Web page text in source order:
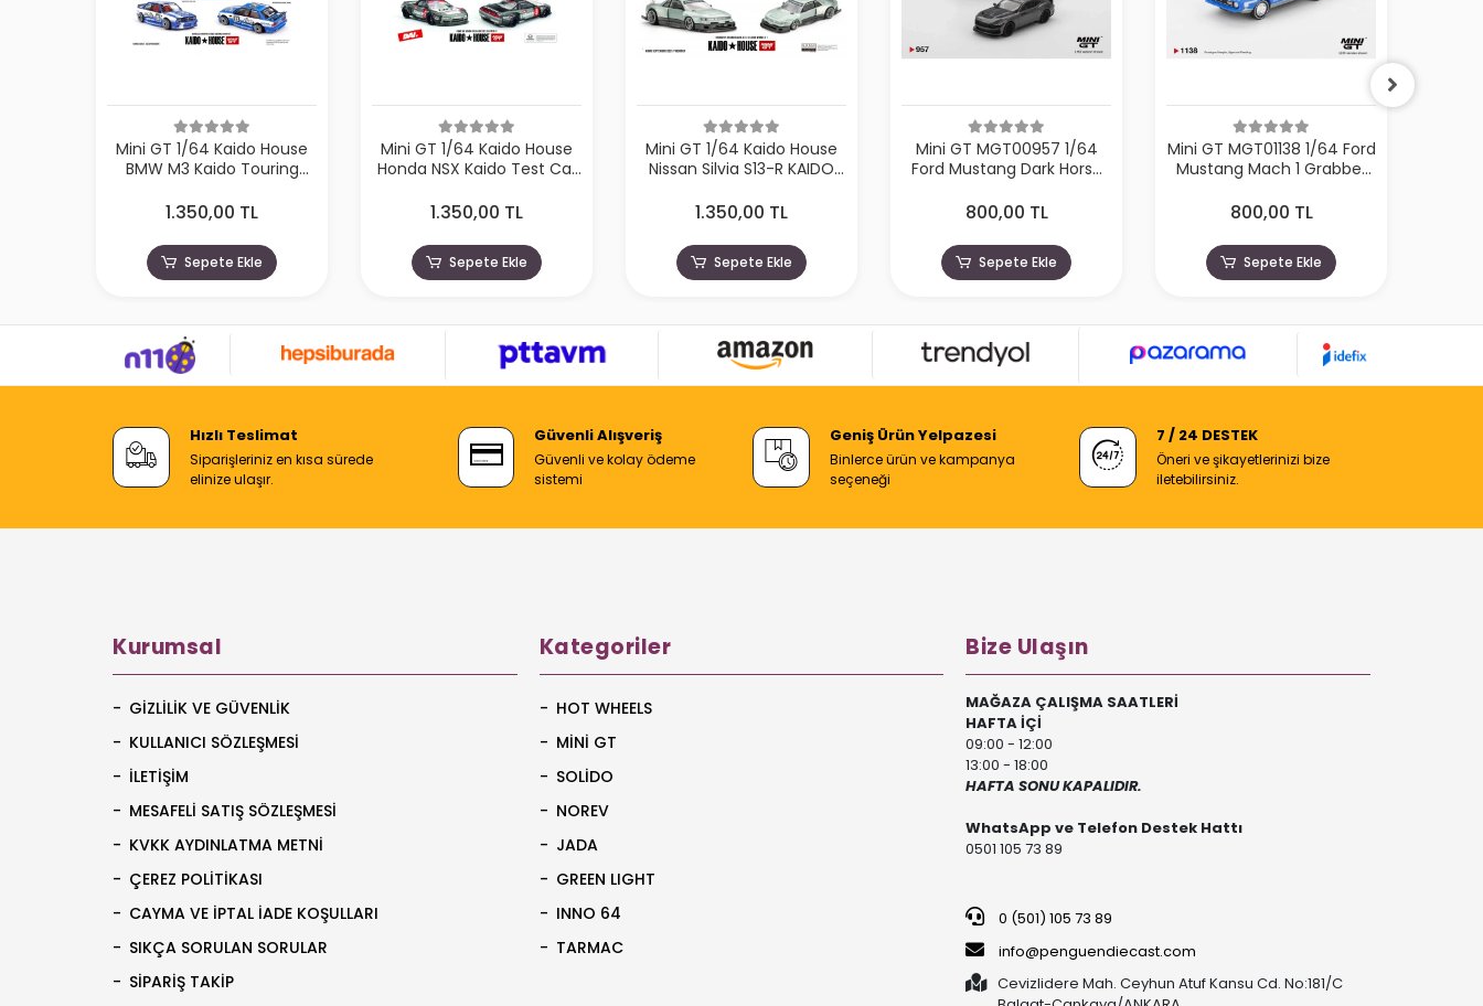
Mini GT 1/64 Kaido House
BMW M3 Kaido Touring
1.350,00 TL
Sepete Ekle
Mini GT 1/64 Kaido House
Honda NSX Kaido Test Car
1.350,00 TL
Sepete Ekle
Mini GT 1/64 Kaido House
Nissan Silvia S13-R KAIDO
1.350,00 TL
Sepete Ekle
Mini GT MGT00957 1/64
Ford Mustang Dark Horse
800,00 TL
Sepete Ekle
Mini GT MGT01138 1/64 Ford
Mustang Mach 1 Grabber
800,00 TL
Sepete Ekle
Hızlı Teslimat
Siparişleriniz en kısa sürede
elinize ulaşır.
Güvenli Alışveriş
Güvenli ve kolay ödeme
sistemi
Geniş Ürün Yelpazesi
Binlerce ürün ve kampanya
seçeneği
7 / 24 DESTEK
Öneri ve şikayetlerinizi bize
iletebilirsiniz.
Kurumsal
GIZLILIK VE GÜVENLIK
KULLANICI SÖZLEŞMESI
İLETIŞIM
MESAFELI SATIŞ SÖZLEŞMESI
KVKK AYDINLATMA METNI
ÇEREZ POLITIKASI
CAYMA VE İPTAL İADE KOŞULLARI
SIKÇA SORULAN SORULAR
SIPARIŞ TAKIP
Kategoriler
HOT WHEELS
MİNİ GT
SOLİDO
NOREV
JADA
GREEN LIGHT
INNO 64
TARMAC
Bize Ulaşın
MAĞAZA ÇALIŞMA SAATLERİ
HAFTA İÇİ
09:00 - 12:00
13:00 - 18:00
HAFTA SONU KAPALIDIR.
WhatsApp ve Telefon Destek Hattı
0501 105 73 89
0 (501) 105 73 89
info@penguendiecast.com
Cevizlidere Mah. Ceyhun Atuf Kansu Cd. No:181/C